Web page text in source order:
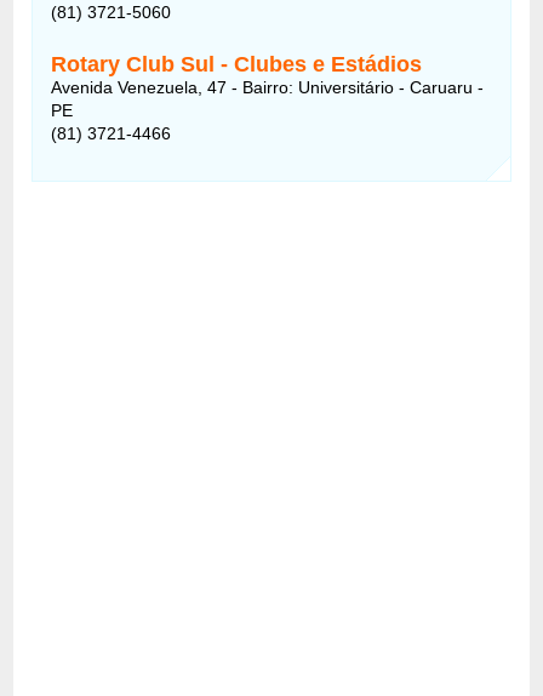
(81) 3721-5060
Rotary Club Sul - Clubes e Estádios
Avenida Venezuela, 47 - Bairro: Universitário - Caruaru -
PE
(81) 3721-4466